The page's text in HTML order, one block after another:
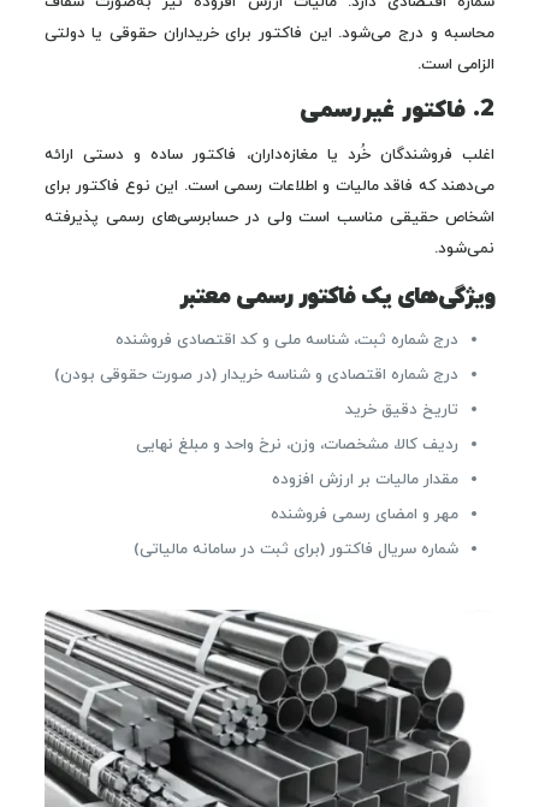
محاسبه و درج می‌شود. این فاکتور برای خریداران حقوقی یا دولتی
الزامی است.
2. فاکتور غیررسمی
اغلب فروشندگان خُرد یا مغازه‌داران، فاکتور ساده و دستی ارائه
می‌دهند که فاقد مالیات و اطلاعات رسمی است. این نوع فاکتور برای
اشخاص حقیقی مناسب است ولی در حسابرسی‌های رسمی پذیرفته
نمی‌شود.
ویژگی‌های یک فاکتور رسمی معتبر
درج شماره ثبت، شناسه ملی و کد اقتصادی فروشنده
درج شماره اقتصادی و شناسه خریدار (در صورت حقوقی بودن)
تاریخ دقیق خرید
ردیف کالا، مشخصات، وزن، نرخ واحد و مبلغ نهایی
مقدار مالیات بر ارزش افزوده
مهر و امضای رسمی فروشنده
شماره سریال فاکتور (برای ثبت در سامانه مالیاتی)